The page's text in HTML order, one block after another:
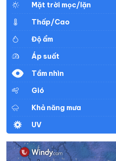
Mặt trời mọc/lặn
Thấp/Cao
Độ ẩm
Áp suất
Tầm nhìn
Gió
Khả năng mưa
UV